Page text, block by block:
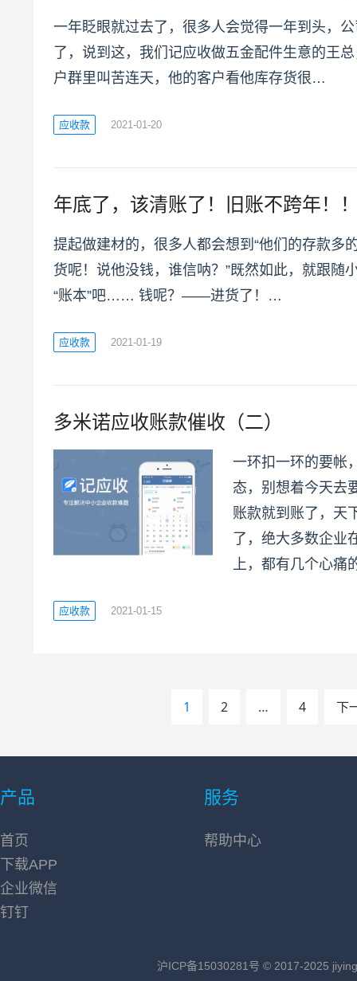
一年眨眼就过去了，很多人会觉得一年到头，
了，说到这，我们记应收做五金配件生意的王
户群里叫苦连天，他的客户看他库存货很…
应收款 2021-01-20
年底了，该清账了！旧账不跨年！
提起做建材的，很多人都会想到“他们的存款多
货呢！说他没钱，谁信呐？”既然如此，就跟随
“账本”吧…… 钱呢？——进货了！…
应收款 2021-01-19
多米诺应收账款催收（二）
一环扣一环的要帐
态，别想着今天去
账款就到账了，天
了，绝大多数企业
上，都有几个心痛
应收款 2021-01-15
航
1 2 … 4 下
产品
首页
下载APP
企业微信
钉钉
服务
帮助中心
沪ICP备15030281号 © 2017-2025